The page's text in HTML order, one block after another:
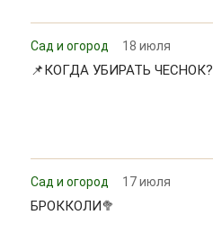
Сад и огород 18 июля
📌КОГДА УБИРАТЬ ЧЕСНОК?
Сад и огород 17 июля
БРОККОЛИ🥦